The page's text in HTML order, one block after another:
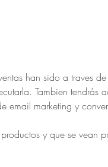
han sido a traves
Tambien tendrás
email marketing y
y que se vean